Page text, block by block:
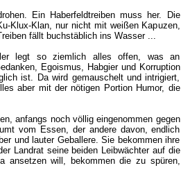
Ein Haberfeldtreiben muss her. Die
Klux-Klan, nur nicht mit weißen Kapuzen,
fällt buchstäblich ins Wasser ...
legt so ziemlich alles offen, was an
Egoismus, Habgier und Korruption
ist. Da wird gemauschelt und intrigiert,
aber mit der nötigen Portion Humor, die
anfangs noch völlig eingenommen gegen
vom Essen, der andere davon, endlich
und lauter Geballere. Sie bekommen ihre
Landrat seine beiden Leibwächter auf die
ansetzen will, bekommen die zu spüren,